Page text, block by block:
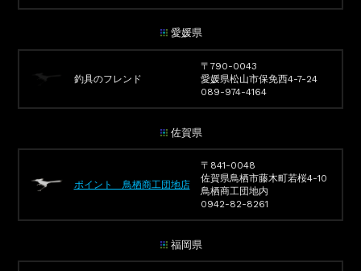
愛媛県
釣具のフレンド
〒790-0043
愛媛県松山市保免西4-7-24
089-974-4164
佐賀県
ポイント 鳥栖商工団地店
〒841-0048
佐賀県鳥栖市藤木町若桜4-10
鳥栖商工団地内
0942-82-8261
福岡県